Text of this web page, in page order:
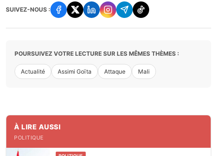
SUIVEZ-NOUS :
POURSUIVEZ VOTRE LECTURE SUR LES MÊMES THÈMES :
Actualité Assimi Goïta Attaque Mali
À LIRE AUSSI
POLITIQUE